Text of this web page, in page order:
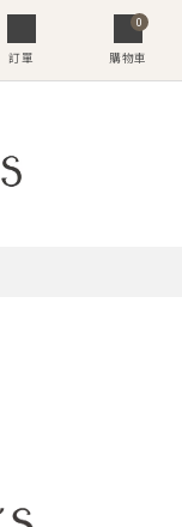
訂單
0
購物車